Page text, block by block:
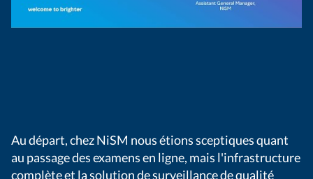
Au départ, chez NiSM nous étions sceptiques quant
au passage des examens en ligne, mais l'infrastructure
complète et la solution de surveillance de qualité